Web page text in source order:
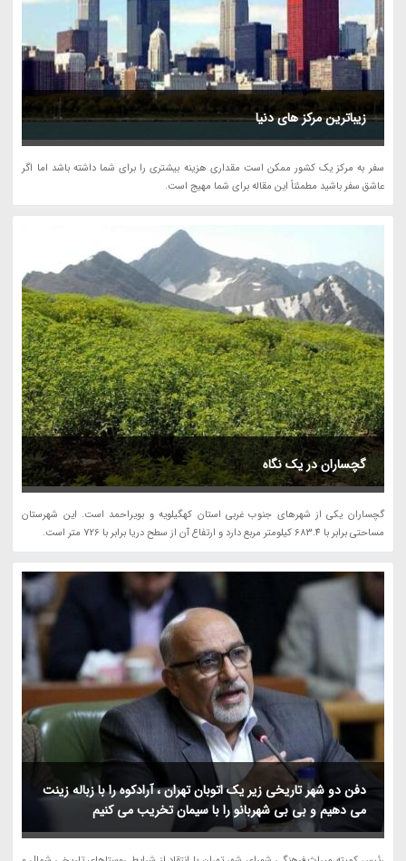
زیباترین مرکز های دنیا
سفر به مرکز یک کشور ممکن است مقداری هزینه بیشتری را برای شما داشته باشد اما اگر
عاشق سفر باشید مطمئناً این مقاله برای شما مهیج است.
گچساران در یک نگاه
گچساران یکی از شهرهای جنوب غربی استان کهگیلویه و بویراحمد است. این شهرستان
مساحتی برابر با 683.4 کیلومتر مربع دارد و ارتفاع آن از سطح دریا برابر با 726 متر است.
دفن دو شهر تاریخی زیر یک اتوبان تهران ، آرادکوه را با زباله زینت
می دهیم و بی بی شهربانو را با سیمان تخریب می کنیم